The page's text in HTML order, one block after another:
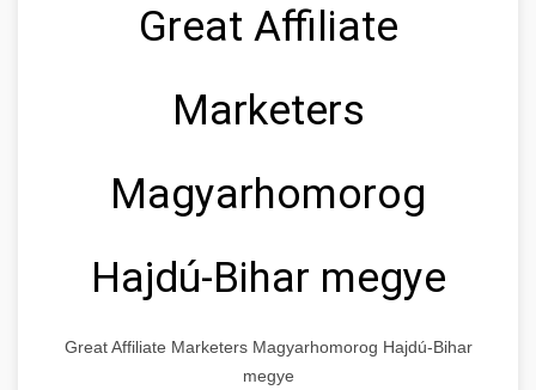
Great Affiliate
Marketers
Magyarhomorog
Hajdú-Bihar megye
Great Affiliate Marketers Magyarhomorog Hajdú-Bihar
megye